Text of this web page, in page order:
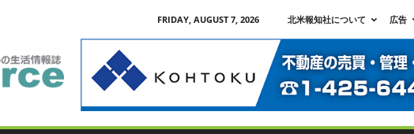
FRIDAY, AUGUST 7, 2026 北米報知社について 広告